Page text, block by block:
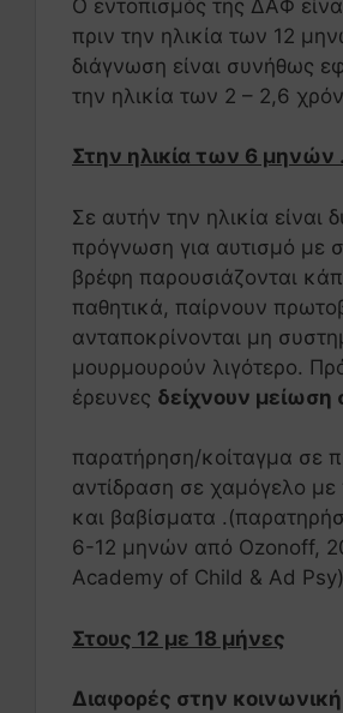
Ο εντοπισμός της ΔΑΦ
πριν την ηλικία των 12
διάγνωση είναι συνήθως
την ηλικία των 2 – 2,6
Στην ηλικία των 6 μηνών
Σε αυτήν την ηλικία είναι
πρόγνωση για αυτισμό με
βρέφη παρουσιάζονται
παθητικά, παίρνουν
ανταποκρίνονται μη
μουρμουρούν λιγότερο.
έρευνες δείχνουν μείωση
παρατήρηση/κοίταγμα σε
αντίδραση σε χαμόγελο με
και βαβίσματα
6-12 μηνών από Ozonoff,
Academy of Child & Ad Psy)
Στους 12 με 18 μήνες
Διαφορές στην κοινωνική